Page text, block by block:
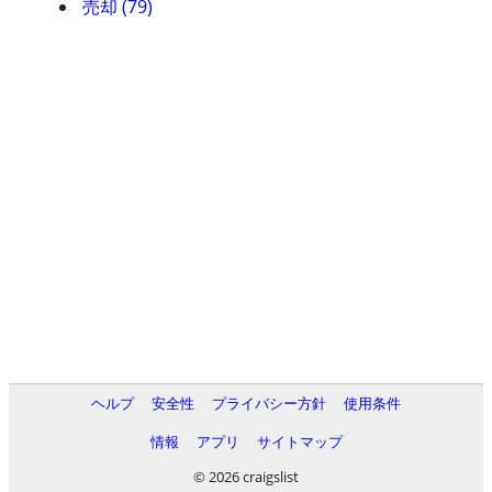
売却 (79)
ヘルプ 安全性 プライバシー方針
使用条件
情報
アプリ
サイトマップ
© 2026 craigslist